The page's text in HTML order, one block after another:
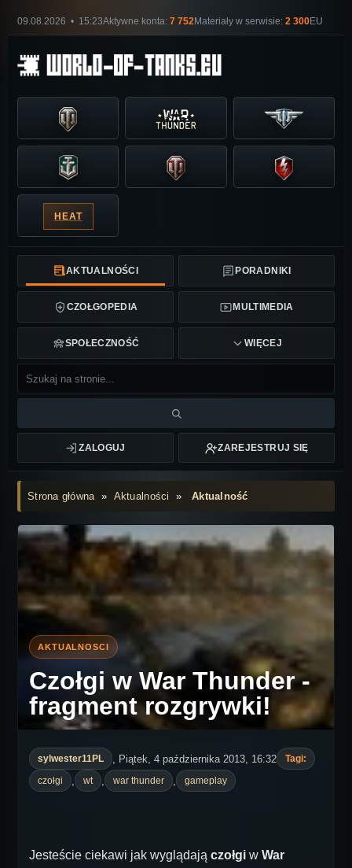
09.08.2026 • 15:23Aktywne konta: 7 752Materiały w serwisie: 2 300EU
HEAT
AKTUALNOŚCI PORADNIKI
CZOŁGOPEDIA MULTIMEDIA
SPOŁECZNOŚĆ WIĘCEJ
ZALOGUJ ZAREJESTRUJ SIĘ
Strona główna» Aktualności »Aktualność
Czołgi w War Thunder -
fragment rozgrywki!
sylwester11PL , Piątek, 4 października 2013, 16:32
Tagi:
czołgi
wt war thunder gameplay
Jesteście ciekawi jak wyglądają czołgi w War